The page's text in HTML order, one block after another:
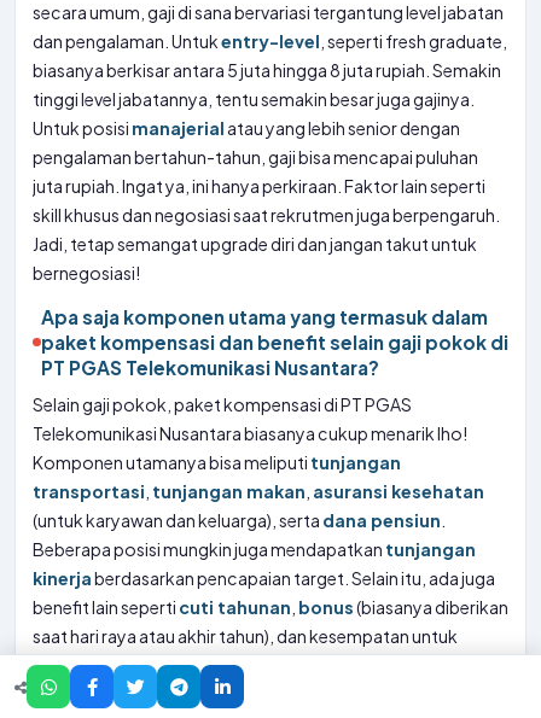
secara umum, gaji di sana bervariasi tergantung level jabatan
dan pengalaman. Untukentry-level , seperti fresh graduate,
biasanya berkisar antara 5 juta hingga 8 juta rupiah. Semakin
tinggi level jabatannya, tentu semakin besar juga gajinya.
Untuk posisi manajerial atau yang lebih senior dengan
pengalaman bertahun-tahun, gaji bisa mencapai puluhan
juta rupiah. Ingat ya, ini hanya perkiraan. Faktor lain seperti
skill khusus dan negosiasi saat rekrutmen juga berpengaruh.
Jadi, tetap semangat upgrade diri dan jangan takut untuk
bernegosiasi!
Apa saja komponen utama yang termasuk dalam
paket kompensasi dan benefit selain gaji pokok di
PT PGAS Telekomunikasi Nusantara?
Selain gaji pokok, paket kompensasi di PT PGAS
Telekomunikasi Nusantara biasanya cukup menarik lho!
Komponen utamanya bisa meliputi tunjangan
transportasi tunjangan makan asuransi kesehatan
(untuk karyawan dan keluarga), serta dana pensiun
Beberapa posisi mungkin juga mendapatkan tunjangan
kinerjaberdasarkan pencapaian target. Selain itu, ada juga
benefit lain seperti cuti tahunan bonus(biasanya diberikan
saat hari raya atau akhir tahun), dan kesempatan untuk
mengikutipelatihan dan pengembangan diri
jangan hanya fokus pada gaji pokok ya, perhatikan juga